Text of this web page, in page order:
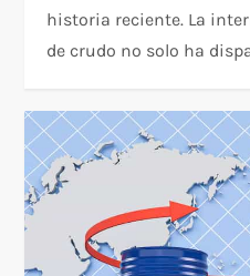
historia reciente. La
de crudo no solo ha